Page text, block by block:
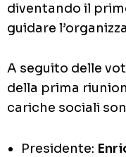
diventando il
guidare
A seguito delle
della prima
cariche sociali
Presidente: